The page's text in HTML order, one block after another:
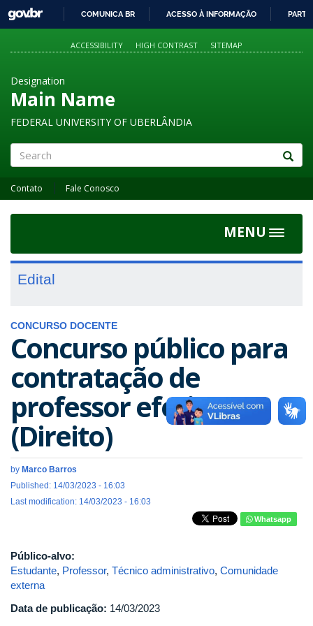
PARA
O
GOVBR
COMUNICA BR ACESSO À INFORMAÇÃO
ACCESSIBILITY HIGH CONTRAST SITEMAP
Designation
Main Name
FEDERAL UNIVERSITY OF UBERLÂNDIA
Contato Fale Conosco
MENU
Toggle
Edital
CONCURSO DOCENTE
Concurso público para
contratação de
professor efetivo
(Direito)
by Marco Barros
Published: 14/03/2023 - 16:03
Last modification: 14/03/2023 - 16:03
Whatsapp
Público-alvo:
Estudante, Professor, Técnico administrativo, Comunidade
externa
Data de publicação: 14/03/2023